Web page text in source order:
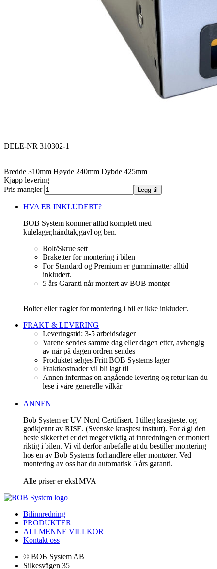
DELE-NR 310302-1
Bredde 310mm Høyde 240mm Dybde 425mm
Kjapp levering
Pris mangler
Legg til
HVA ER INKLUDERT?
BOB System kommer alltid komplett med
kulelager,håndtak,gavl og ben.
Bolt/Skrue sett
Braketter for montering i bilen
For Standard og Premium er gummimatter alltid
inkludert.
5 års Garanti når montert av BOB montør
Bolter eller nagler for montering i bil er ikke inkludert.
FRAKT & LEVERING
Leveringstid: 3-5 arbeidsdager
Varene sendes samme dag eller dagen etter, avhengig
av når på dagen ordren sendes
Produktet selges Fritt BOB Systems lager
Fraktkostnader vil bli lagt til
Annen informasjon angående levering og retur kan du
lese i våre generelle vilkår
ANNEN
Bob System er UV Nord Certifisert. I tilleg krasjtestet og
godkjennt av RISE. (Svenske krasjtest insitutt). For å gi den
beste sikkerhet er det meget viktig at innredningen er montert
riktig i bilen. Vi vil derfor anbefalle at du bestiller montering
hos en av Bob Systems forhandlere eller montører. Ved
montering av oss har du automatisk 5 års garanti.
Alle priser er eksl.MVA
Bilinnredning
PRODUKTER
ALLMENNE VILLKOR
Kontakt oss
© BOB System AB
Silkesvägen 35